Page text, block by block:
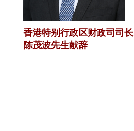
香港特别行政区财政司司长
陈茂波先生献辞